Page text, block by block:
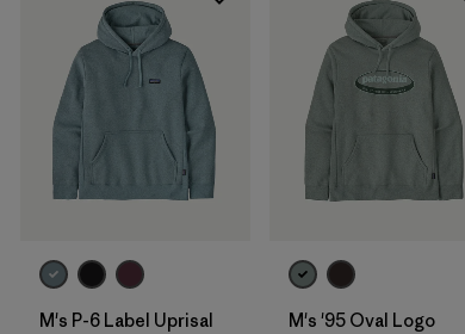
M's P-6 Label Uprisal
M's '95 Oval Logo